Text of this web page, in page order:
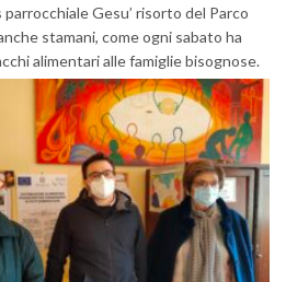
Gesu’ risorto del Parco
stamani, come ogni sabato ha
alimentari alle famiglie bisognose.